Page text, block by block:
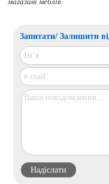
Запитати/ Залишити